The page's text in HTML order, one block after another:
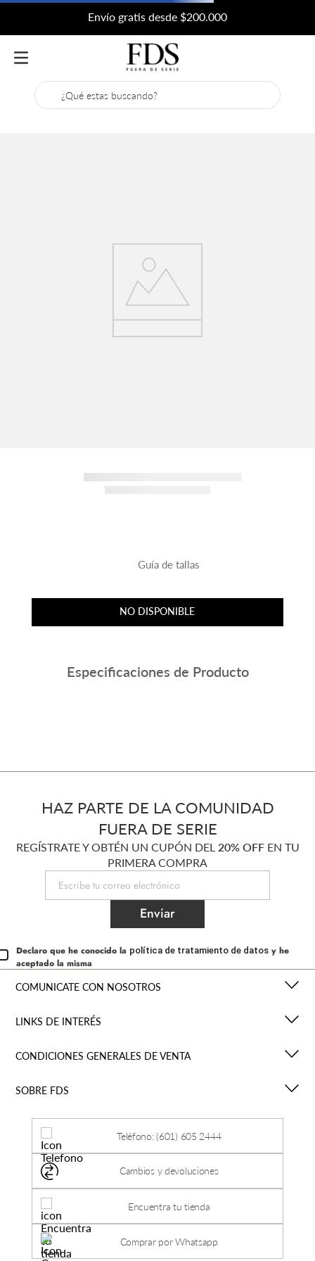
Envío gratis desde $200.000
¿Qué estas buscando?
Guía de tallas
NO DISPONIBLE
Especificaciones de Producto
HAZ PARTE DE LA COMUNIDAD
FUERA DE SERIE
REGÍSTRATE Y OBTÉN UN CUPÓN DEL 20% OFFEN TU
PRIMERA COMPRA
Enviar
Declaro que he conocido la política de tratamiento de datos y he
aceptado la misma
COMUNICATE CON NOSOTROS
LINKS DE INTERÉS
CONDICIONES GENERALES DE VENTA
SOBRE FDS
Teléfono: (601) 605 2444
Cambios y devoluciones
Encuentra tu tienda
Comprar por Whatsapp